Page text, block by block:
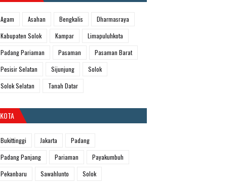
Agam Asahan Bengkalis
Dharmasraya
Kabupaten Solok
Kampar
Limapuluhkota
Padang Pariaman
Pasaman
Pasaman Barat
Pesisir Selatan
Sijunjung
Solok
Solok Selatan
Tanah Datar
KOTA
Bukittinggi Jakarta
Padang
Padang Panjang
Pariaman
Payakumbuh
Pekanbaru
Sawahlunto Solok